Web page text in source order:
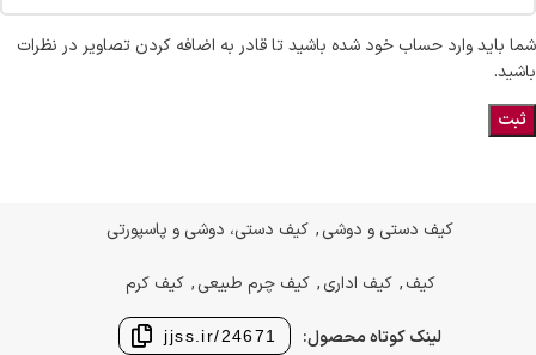
شما باید وارد حساب خود شده باشید تا قادر به اضافه کردن تصاویر در نظرات
باشید.
کیف دستی و دوشی, کیف دستی، دوشی و پاسپورتی
کیف, کیف اداری, کیف چرم طبیعی, کیف کرم
لینک کوتاه محصول: jjss.ir/24671